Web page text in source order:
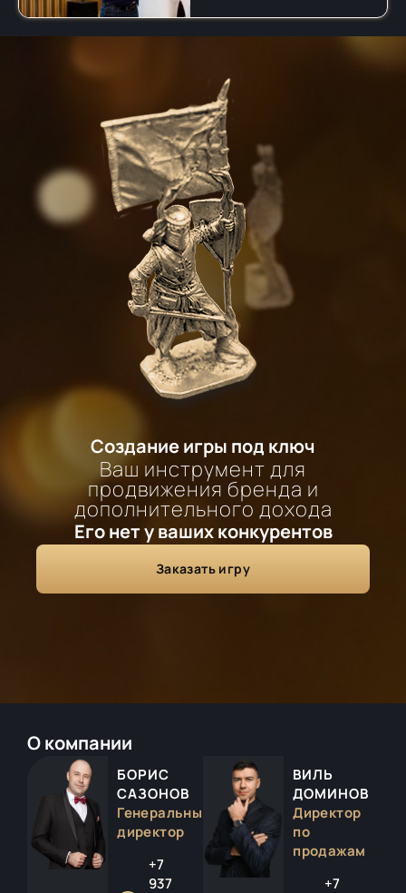
Создание игры под ключ
Ваш инструмент для
продвижения бренда и
дополнительного дохода
Его нет у ваших конкурентов
Заказать игру
О компании
БОРИС
САЗОНОВ
Генеральный
директор
+7
937
ВИЛЬ
ДОМИНОВ
Директор
по
продажам
+7